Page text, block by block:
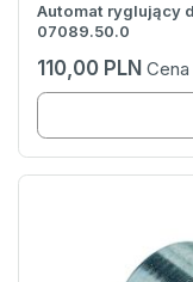
Automat ryglujący
07089.50.0
110,00 PLN